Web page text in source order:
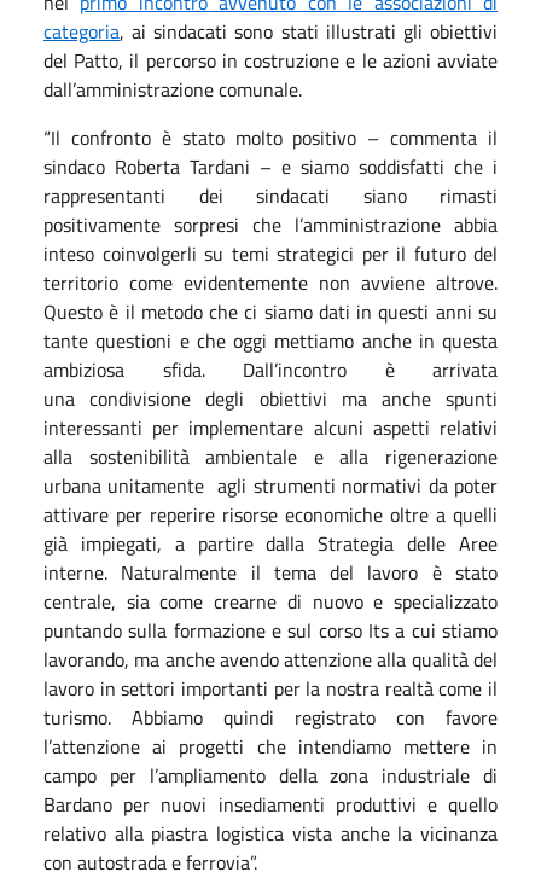
categoria, ai sindacati sono stati illustrati gli obiettivi
del Patto, il percorso in costruzione e le azioni avviate
dall’amministrazione comunale.
“Il confronto è stato molto positivo – commenta il
sindaco Roberta Tardani – e siamo soddisfatti che i
rappresentanti dei sindacati siano rimasti
positivamente sorpresi che l’amministrazione abbia
inteso coinvolgerli su temi strategici per il futuro del
territorio come evidentemente non avviene altrove.
Questo è il metodo che ci siamo dati in questi anni su
tante questioni e che oggi mettiamo anche in questa
ambiziosa sfida. Dall’incontro è arrivata
una condivisione degli obiettivi ma anche spunti
interessanti per implementare alcuni aspetti relativi
alla sostenibilità ambientale e alla rigenerazione
urbana unitamente agli strumenti normativi da poter
attivare per reperire risorse economiche oltre a quelli
già impiegati, a partire dalla Strategia delle Aree
interne. Naturalmente il tema del lavoro è stato
centrale, sia come crearne di nuovo e specializzato
puntando sulla formazione e sul corso Its a cui stiamo
lavorando, ma anche avendo attenzione alla qualità del
lavoro in settori importanti per la nostra realtà come il
turismo. Abbiamo quindi registrato con favore
l’attenzione ai progetti che intendiamo mettere in
campo per l’ampliamento della zona industriale di
Bardano per nuovi insediamenti produttivi e quello
relativo alla piastra logistica vista anche la vicinanza
con autostrada e ferrovia”.